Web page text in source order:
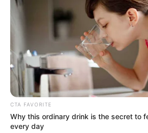
4° – Algodão Doce em Pote
2° – Máscara de Olhos
1° – Penduricalho de Emoji
12° – Bem-vividos
CTA FAVORITE
Why this ordinary drink is the secret to
every day